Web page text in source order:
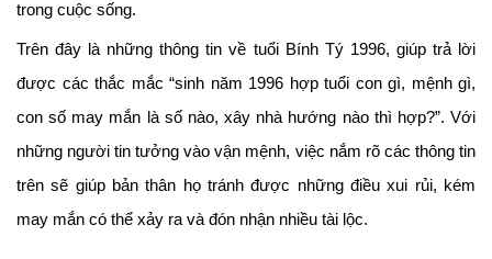
trong cuộc sống.
Trên đây là những thông tin về tuổi Bính Tý 1996, giúp trả lời
được các thắc mắc “sinh năm 1996 hợp tuổi con gì, mệnh gì,
con số may mắn là số nào, xây nhà hướng nào thì hợp?”. Với
những người tin tưởng vào vận mệnh, việc nắm rõ các thông tin
trên sẽ giúp bản thân họ tránh được những điều xui rủi, kém
may mắn có thể xảy ra và đón nhận nhiều tài lộc.